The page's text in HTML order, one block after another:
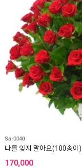
Sa-0040
나를 잊지 말아요(100송이)
170,000